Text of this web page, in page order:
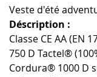
Veste d'été
Déscription :
Classe CE AA (EN
750 D Tactel®
Cordura® 1000 D